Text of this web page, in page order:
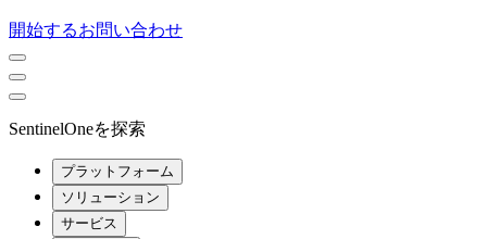
開始するお問い合わせ
SentinelOneを探索
プラットフォーム
ソリューション
サービス